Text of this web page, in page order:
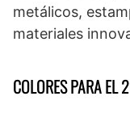
metálicos,
materiales
COLORES PARA EL